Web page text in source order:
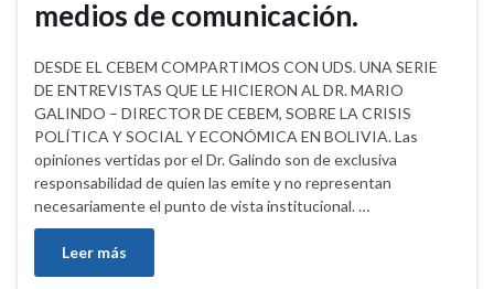
medios de comunicación.
DESDE EL CEBEM COMPARTIMOS CON UDS. UNA SERIE
DE ENTREVISTAS QUE LE HICIERON AL DR. MARIO
GALINDO – DIRECTOR DE CEBEM, SOBRE LA CRISIS
POLÍTICA Y SOCIAL Y ECONÓMICA EN BOLIVIA. Las
opiniones vertidas por el Dr. Galindo son de exclusiva
responsabilidad de quien las emite y no representan
necesariamente el punto de vista institucional. …
Leer más